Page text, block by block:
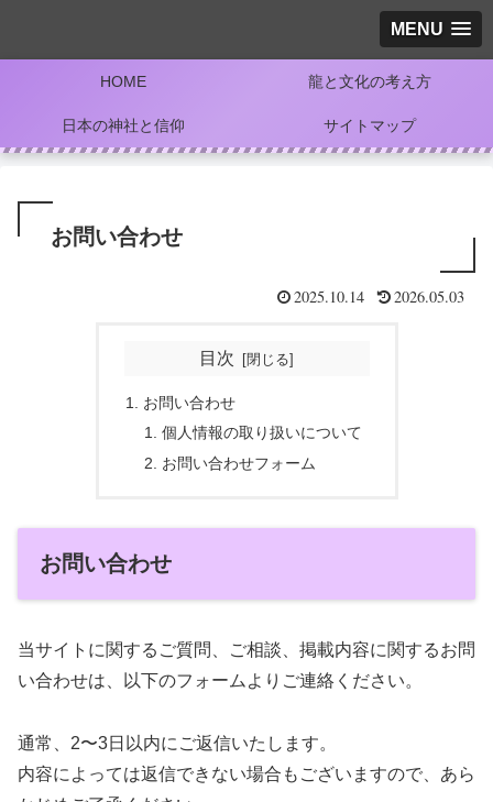
MENU
HOME 龍と文化の考え方
日本の神社と信仰 サイトマップ
お問い合わせ
2025.10.14 2026.05.03
目次
お問い合わせ
個人情報の取り扱いについて
お問い合わせフォーム
お問い合わせ
当サイトに関するご質問、ご相談、掲載内容に関するお問
い合わせは、以下のフォームよりご連絡ください。
通常、2〜3日以内にご返信いたします。
内容によっては返信できない場合もございますので、あら